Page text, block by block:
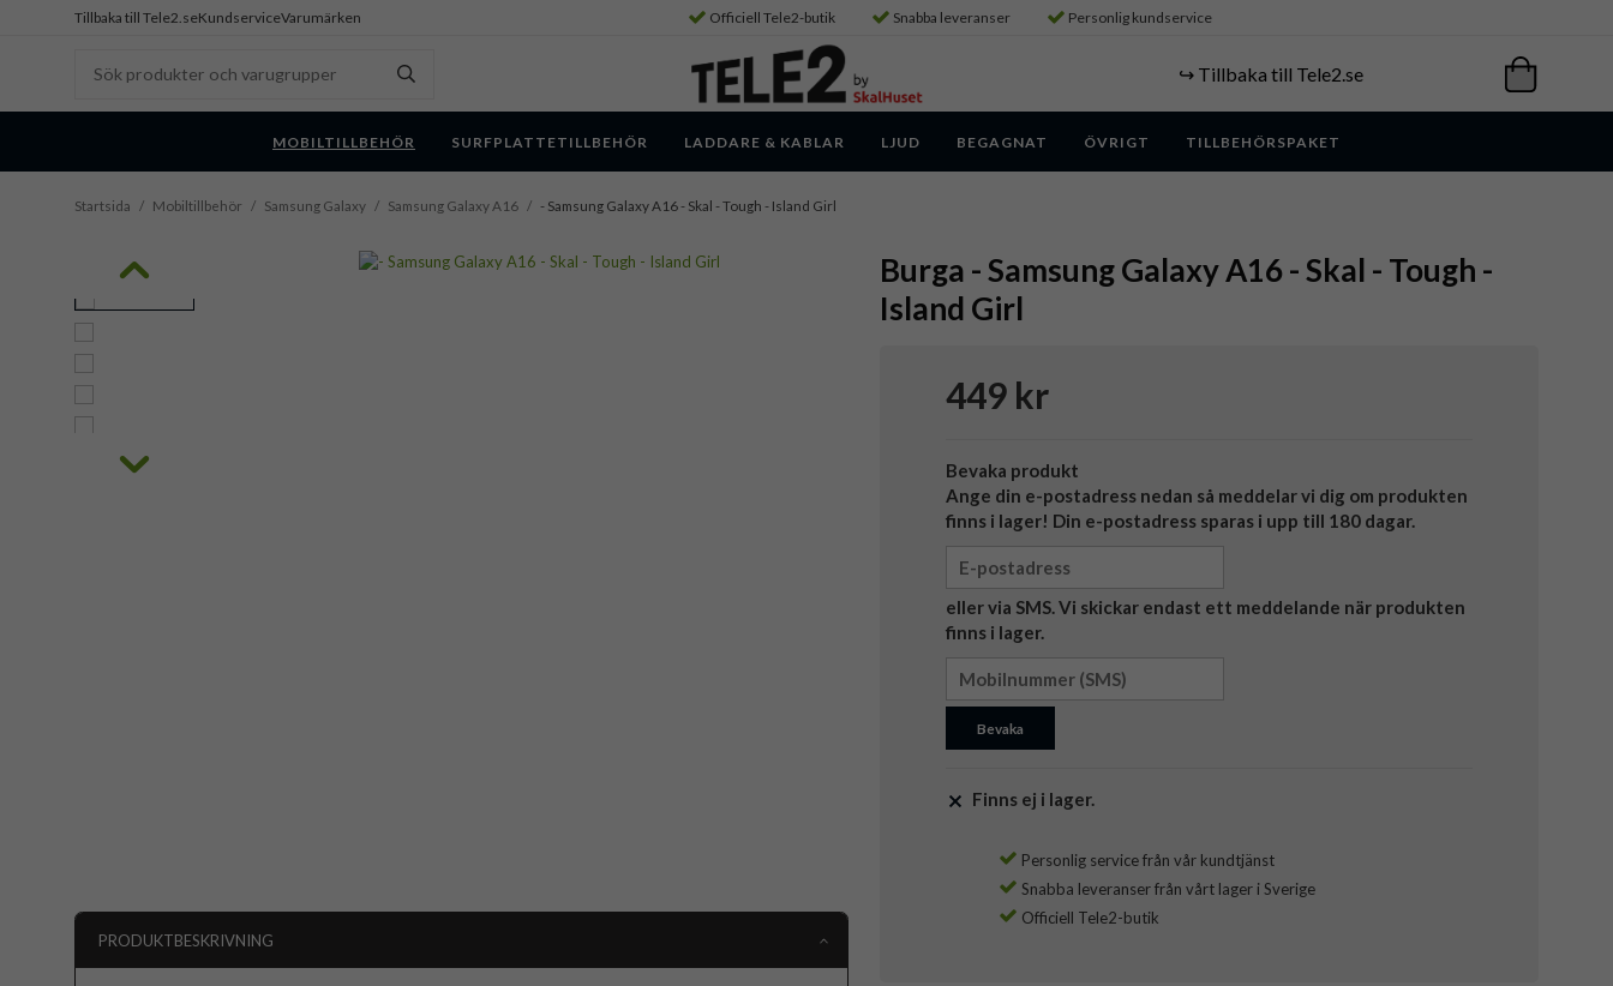
Tillbaka till Tele2.seKundserviceVarumärken Officiell Tele2-butik Snabba leveranser Personlig kundservice
↪️ Tillbaka till Tele2.se
MOBILTILLBEHÖR SURFPLATTETILLBEHÖR LADDARE & KABLAR LJUD BEGAGNAT ÖVRIGT TILLBEHÖRSPAKET
Startsida / Mobiltillbehör / Samsung Galaxy / Samsung Galaxy A16 / - Samsung Galaxy A16 - Skal - Tough - Island Girl
Burga - Samsung Galaxy A16 - Skal - Tough -
Island Girl
449 kr
Bevaka produkt
Ange din e-postadress nedan så meddelar vi dig om produkten
finns i lager! Din e-postadress sparas i upp till 180 dagar.
eller via SMS. Vi skickar endast ett meddelande när produkten
finns i lager.
Bevaka
Finns ej i lager.
Personlig service från vår kundtjänst
Snabba leveranser från vårt lager i Sverige
Officiell Tele2-butik
PRODUKTBESKRIVNING